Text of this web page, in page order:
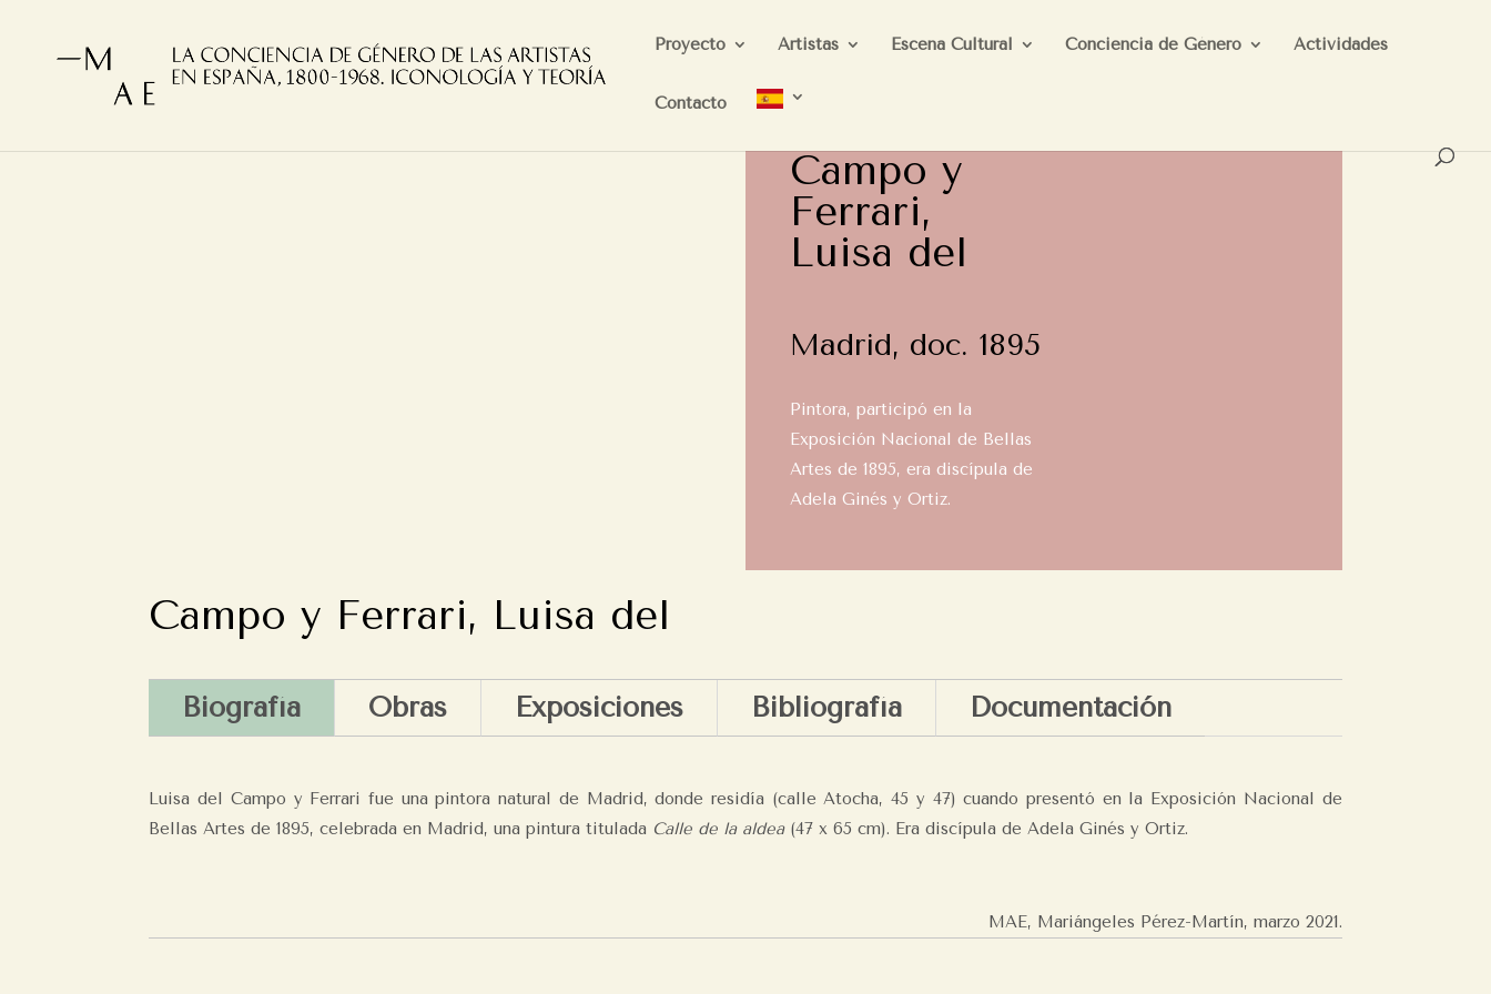
Proyecto Artistas Escena Cultural Conciencia de Género Actividades
Contacto
Campo y
Ferrari,
Luisa del
Madrid, doc. 1895
Pintora, participó en la
Exposición Nacional de Bellas
Artes de 1895, era discípula de
Adela Ginés y Ortiz.
Campo y Ferrari, Luisa del
Biografía Obras Exposiciones Bibliografía Documentación
Luisa del Campo y Ferrari fue una pintora natural de Madrid, donde residía (calle Atocha, 45 y 47) cuando presentó en la Exposición Nacional de
Bellas Artes de 1895, celebrada en Madrid, una pintura titulada Calle de la aldea(47 x 65 cm). Era discípula de Adela Ginés y Ortiz.
MAE, Mariángeles Pérez-Martín, marzo 2021.